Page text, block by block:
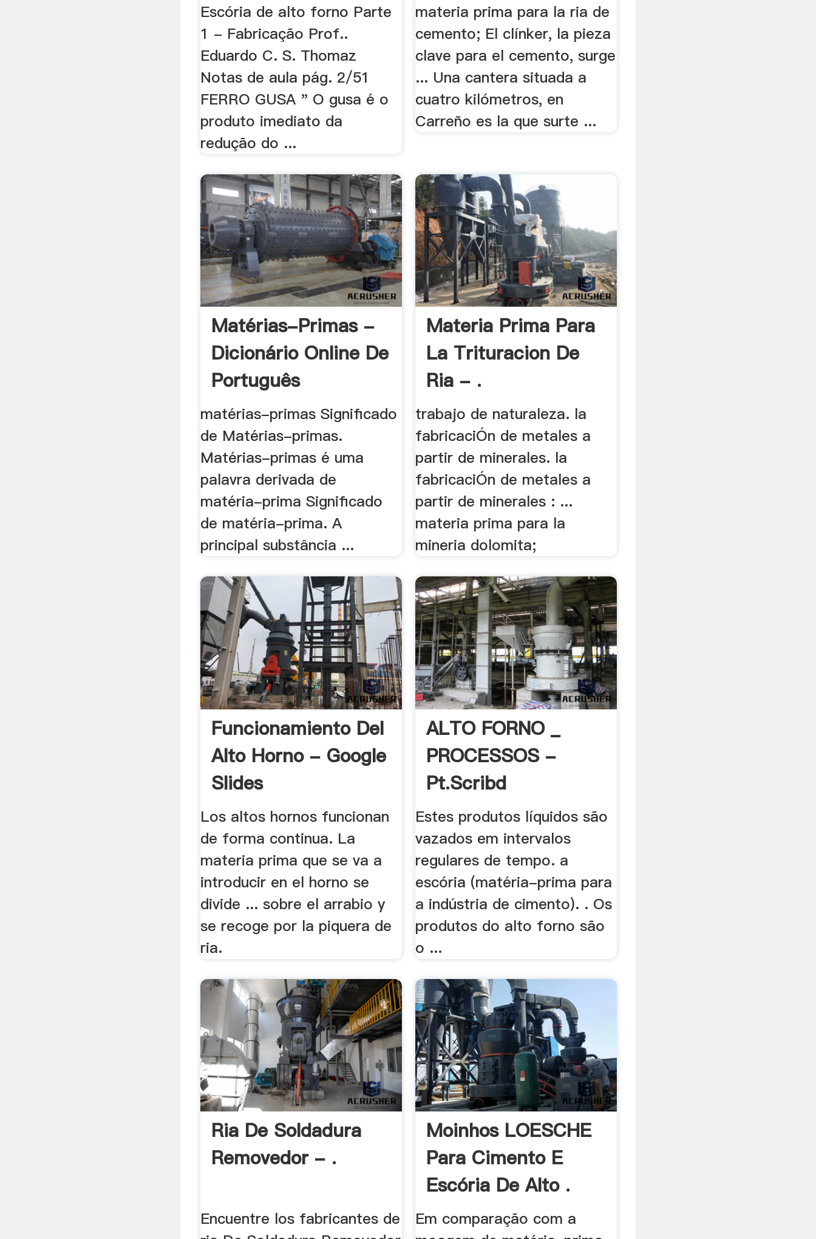
Escória de alto forno Parte
1 - Fabricação Prof..
Eduardo C. S. Thomaz
Notas de aula pág. 2/51
FERRO GUSA " O gusa é o
produto imediato da
redução do ...
materia prima para la ria de
cemento; El clínker, la pieza
clave para el cemento, surge
... Una cantera situada a
cuatro kilómetros, en
Carreño es la que surte ...
Matérias-Primas -
Dicionário Online De
Português
matérias-primas Significado
de Matérias-primas.
Matérias-primas é uma
palavra derivada de
matéria-prima Significado
de matéria-prima. A
principal substância ...
Materia Prima Para
La Trituracion De
Ria - .
trabajo de naturaleza. la
fabricaciÓn de metales a
partir de minerales. la
fabricaciÓn de metales a
partir de minerales : ...
materia prima para la
mineria dolomita;
Funcionamiento Del
Alto Horno - Google
Slides
Los altos hornos funcionan
de forma continua. La
materia prima que se va a
introducir en el horno se
divide ... sobre el arrabio y
se recoge por la piquera de
ria.
ALTO FORNO _
PROCESSOS -
Pt.scribd
Estes produtos líquidos são
vazados em intervalos
regulares de tempo. a
escória (matéria-prima para
a indústria de cimento). . Os
produtos do alto forno são
o ...
Ria De Soldadura
Removedor - .
Encuentre los fabricantes de
Moinhos LOESCHE
Para Cimento E
Escória De Alto .
Em comparação com a